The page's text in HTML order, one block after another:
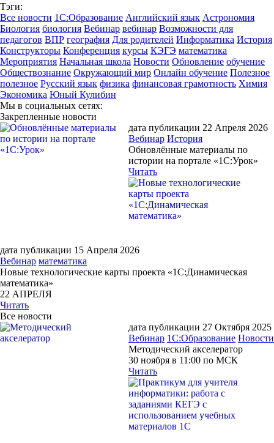
Тэги:
Все новости 1С:Образование Английский язык Астрономия
Биология биология Вебинар вебинар Возможности для
педагогов ВПР география Для родителей Информатика История
Конструкторы Конференция курсы КЭГЭ математика
Мероприятия Начальная школа Новости Обновление обучение
Обществознание Окружающий мир Онлайн обучение Полезное
полезное Русский язык физика финансовая грамотность Химия
Экономика Юный Кулибин
Мы в социальных сетях:
Закрепленные новости
дата публикации 22 Апреля 2026
Вебинар История
Обновлённые материалы по
истории на портале «1С:Урок»
Читать
дата публикации 15 Апреля 2026
Вебинар математика
Новые технологические карты проекта «1С:Динамическая
математика»
22 АПРЕЛЯ
Читать
Все новости
дата публикации 27 Октября 2025
Вебинар 1С:Образование Новости
Методический акселератор
30 ноября в 11:00 по МСК
Читать